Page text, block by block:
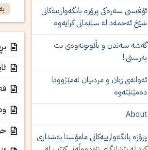
ئۆفیسی سەرەکی پرۆژە بانگەوازییەکانی
شێخ ئەحمەد لە سلێمانی کرایەوە
گەشە سەندن و بڵاوبونەوەى بت
پەرستى.!
ئه‌وانه‌ی‌ ژیان و مردنیان له‌مێژوودا
ده‌مێنێته‌وه‌
About
پرۆژە بانگەوازییەکانی مامۆستا بەشدارى